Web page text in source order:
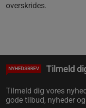
overskrides.
NYHEDSBREV Tilmeld
Tilmeld dig vores
gode tilbud, nyheder